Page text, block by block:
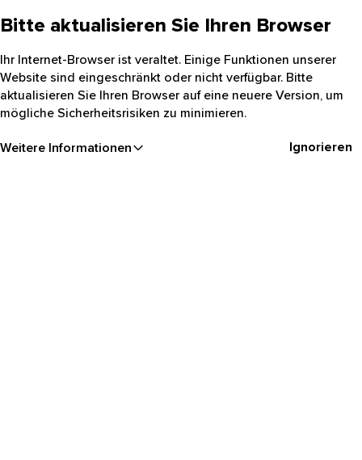
Bitte aktualisieren Sie Ihren Browser
Ihr Internet-Browser ist veraltet. Einige Funktionen unserer
Website sind eingeschränkt oder nicht verfügbar. Bitte
aktualisieren Sie Ihren Browser auf eine neuere Version, um
mögliche Sicherheitsrisiken zu minimieren.
Weitere Informationen Ignorieren